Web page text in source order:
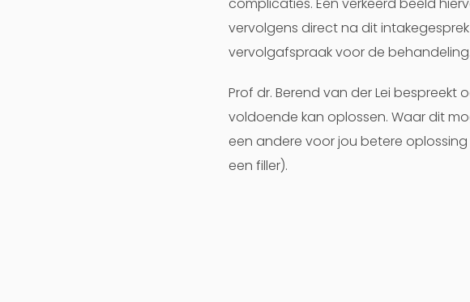
vervolgens direct na dit
vervolgafspraak voor de behandeling.
Prof dr. Berend van der Lei
voldoende kan oplossen. Waar dit
een andere voor jou betere
een filler).